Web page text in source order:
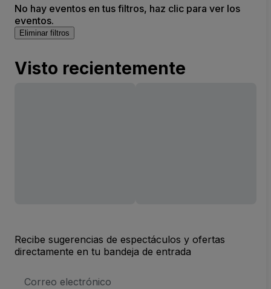
No hay eventos en tus filtros, haz clic para ver los
eventos.
Eliminar filtros
Visto recientemente
Recibe sugerencias de espectáculos y ofertas
directamente en tu bandeja de entrada
de